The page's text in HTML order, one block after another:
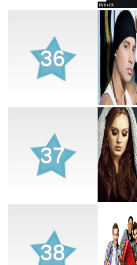
36
37
38